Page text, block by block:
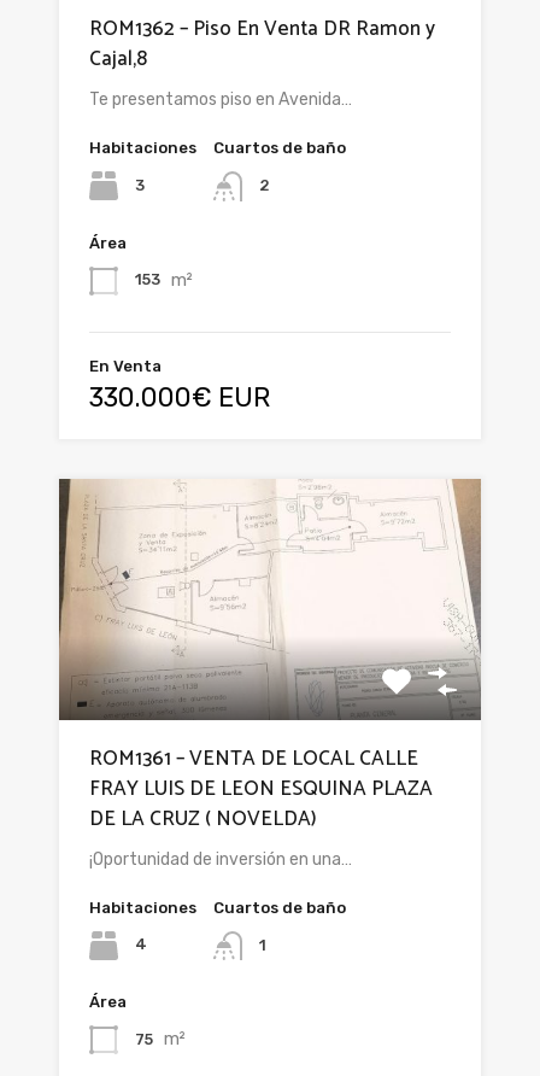
ROM1362 – Piso En Venta DR Ramon y
Cajal,8
Te presentamos piso en Avenida…
Habitaciones
3
Cuartos de baño
2
Área
153 m²
En Venta
330.000€ EUR
ROM1361 – VENTA DE LOCAL CALLE
FRAY LUIS DE LEON ESQUINA PLAZA
DE LA CRUZ ( NOVELDA)
¡Oportunidad de inversión en una…
Habitaciones
4
Cuartos de baño
1
Área
75 m²